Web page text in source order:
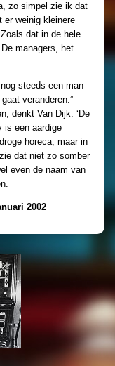
zo simpel zie ik dat
er weinig kleinere
dat in de hele
managers, het
steeds een man
veranderen.”
denkt Van Dijk. ‘De
is een aardige
horeca, maar in
dat niet zo somber
even de naam van
2002